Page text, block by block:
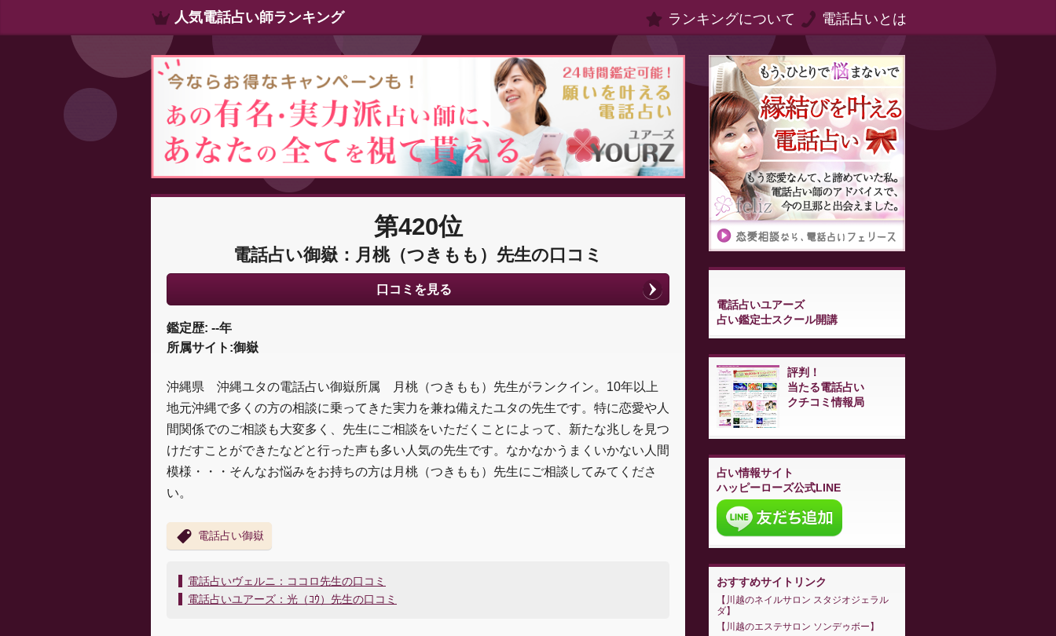
人気電話占い師ランキング ランキングについて 電話占いとは
第420位
電話占い御嶽：月桃（つきもも）先生の口コミ
口コミを見る
鑑定歴: --年
所属サイト:御嶽
沖縄県 沖縄ユタの電話占い御嶽所属 月桃（つきもも）先生がランクイン。10年以上
地元沖縄で多くの方の相談に乗ってきた実力を兼ね備えたユタの先生です。特に恋愛や人
間関係でのご相談も大変多く、先生にご相談をいただくことによって、新たな兆しを見つ
けだすことができたなどと行った声も多い人気の先生です。なかなかうまくいかない人間
模様・・・そんなお悩みをお持ちの方は月桃（つきもも）先生にご相談してみてくださ
い。
電話占い御嶽
投
稿
電話占いヴェルニ：ココロ先生の口コミ
電話占いユアーズ：光（ｺｳ）先生の口コミ
電話占いユアーズ
占い鑑定士スクール開講
評判！
当たる電話占い
クチコミ情報局
占い情報サイト
ハッピーローズ公式LINE
おすすめサイトリンク
川越のネイルサロン スタジオジェラル
ダ
川越のエステサロン ソンデゥボー